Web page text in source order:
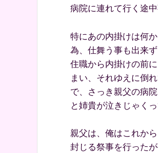
病院に連れて行く途
特にあの内掛けは何
為、仕舞う事も出来
住職から内掛けの前
まい、それゆえに倒
で、さっき親父の病
と姉貴が泣きじゃくっ
親父は、俺はこれか
封じる祭事を行った